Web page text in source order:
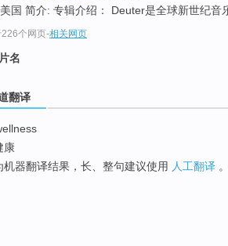
国 简介: 专辑介绍： Deuter是全球新世纪音
226个网页-相关网页
名
翻译
康
机器翻译结果，长、整句建议使用 人工翻译